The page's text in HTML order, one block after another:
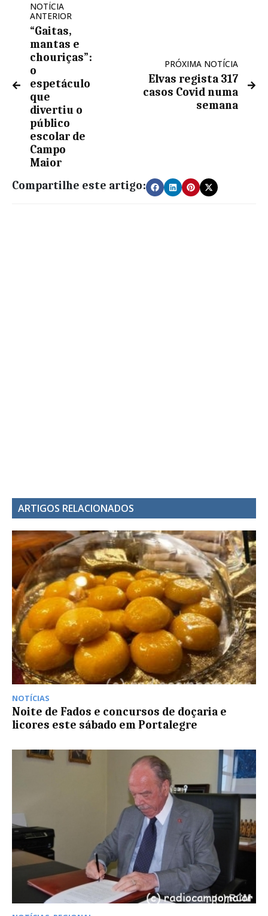
NOTÍCIA
ANTERIOR
“Gaitas,
mantas e
chouriças”:
o
espetáculo
que
divertiu o
público
escolar de
Campo
Maior
PRÓXIMA NOTÍCIA
Elvas regista 317
casos Covid numa
semana
Compartilhe este artigo:
ARTIGOS RELACIONADOS
NOTÍCIAS
Noite de Fados e concursos de doçaria e
licores este sábado em Portalegre